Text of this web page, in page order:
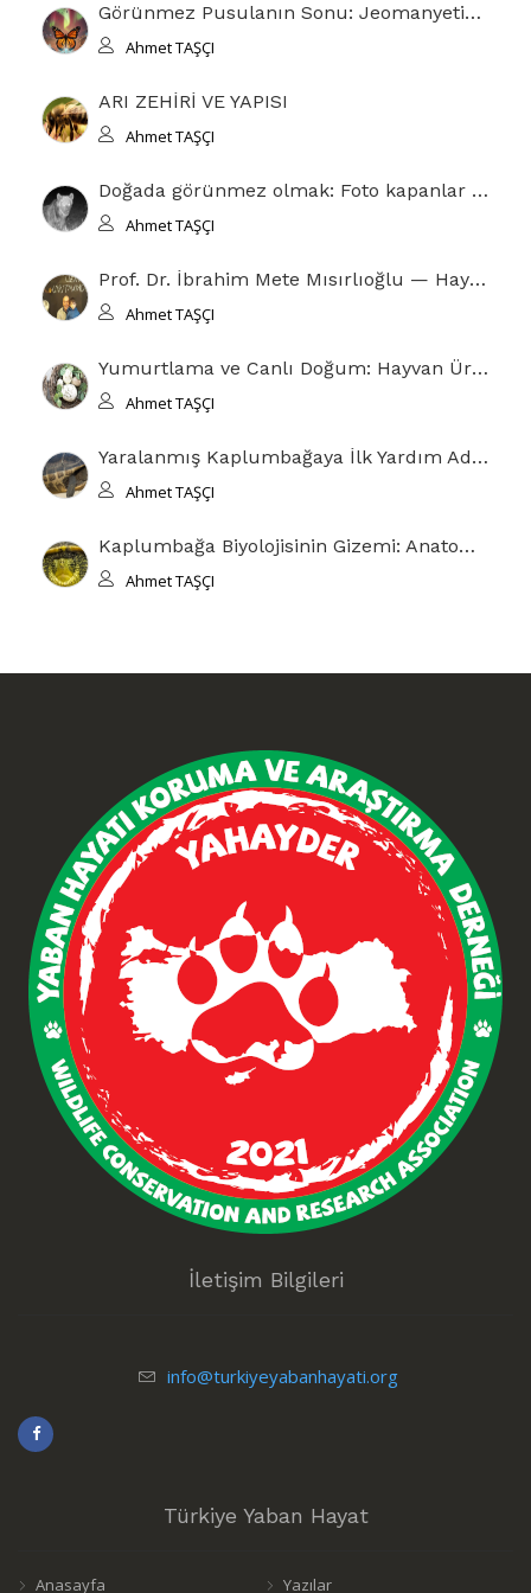
Görünmez Pusulanın Sonu: Jeomanyetik Çöküş ve Yaban Hayatının Sessiz Kıyameti
Ahmet TAŞÇI
ARI ZEHİRİ VE YAPISI
Ahmet TAŞÇI
Doğada görünmez olmak: Foto kapanlar ve hayvanların görüş alanı
Ahmet TAŞÇI
Prof. Dr. İbrahim Mete Mısırlıoğlu — Hayatı, Akademik Yolculuğu ve Bilimsel Katkıları
Ahmet TAŞÇI
Yumurtlama ve Canlı Doğum: Hayvan Üremesinde Evrimsel Denge
Ahmet TAŞÇI
Yaralanmış Kaplumbağaya İlk Yardım Adımları
Ahmet TAŞÇI
Kaplumbağa Biyolojisinin Gizemi: Anatomisi ve Kabuğun Evrimsel Hikayesi
Ahmet TAŞÇI
İletişim Bilgileri
info@turkiyeyabanhayati.org
Türkiye Yaban Hayat
Anasayfa Yazılar